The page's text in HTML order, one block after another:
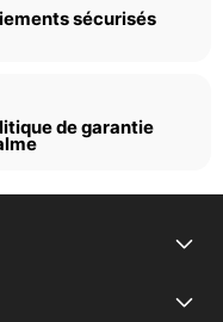
sécurisés
de garantie